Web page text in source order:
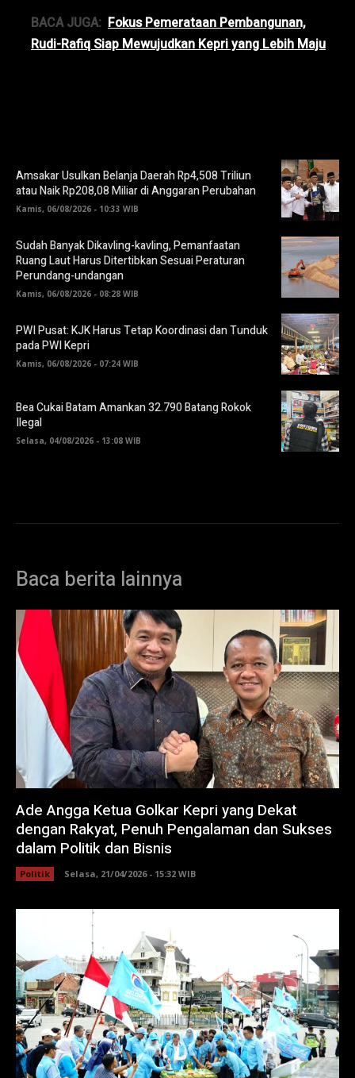
BACA JUGA: Fokus Pemerataan Pembangunan,
Rudi-Rafiq Siap Mewujudkan Kepri yang Lebih Maju
Amsakar Usulkan Belanja Daerah Rp4,508 Triliun
atau Naik Rp208,08 Miliar di Anggaran Perubahan
Kamis, 06/08/2026 - 10:33 WIB
Sudah Banyak Dikavling-kavling, Pemanfaatan
Ruang Laut Harus Ditertibkan Sesuai Peraturan
Perundang-undangan
Kamis, 06/08/2026 - 08:28 WIB
PWI Pusat: KJK Harus Tetap Koordinasi dan Tunduk
pada PWI Kepri
Kamis, 06/08/2026 - 07:24 WIB
Bea Cukai Batam Amankan 32.790 Batang Rokok
Ilegal
Selasa, 04/08/2026 - 13:08 WIB
Baca berita lainnya
Ade Angga Ketua Golkar Kepri yang Dekat
dengan Rakyat, Penuh Pengalaman dan Sukses
dalam Politik dan Bisnis
Politik Selasa, 21/04/2026 - 15:32 WIB